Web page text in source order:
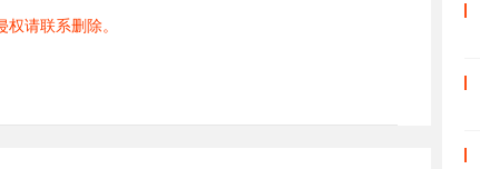
请联系删除。